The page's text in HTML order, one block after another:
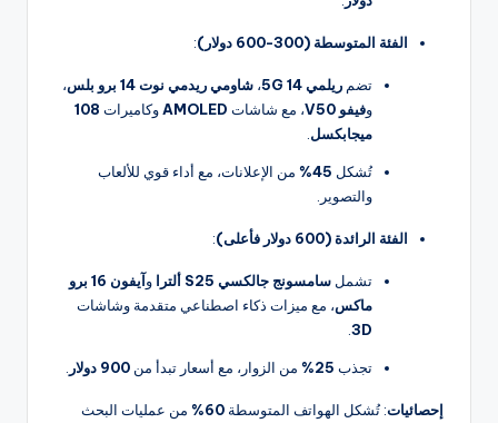
الفئة المتوسطة (300-600 دولار) :
تضم ريلمي 14 5G ، شاومي ريدمي نوت 14 برو بلس
،
وفيفو V50 ، مع شاشات AMOLEDوكاميرات 108
ميجابكسل
تُشكل 45%
من الإعلانات، مع أداء قوي للألعاب
والتصوير.
الفئة الرائدة (600 دولار فأعلى) :
تشمل سامسونج جالكسي S25 ألترا و
آيفون 16 برو
ماكس، مع ميزات ذكاء اصطناعي متقدمة وشاشات
3D
تجذب 25% من الزوار، مع أسعار تبدأ من 900 دولار
إحصائيات: تُشكل الهواتف المتوسطة 60%
من عمليات البحث